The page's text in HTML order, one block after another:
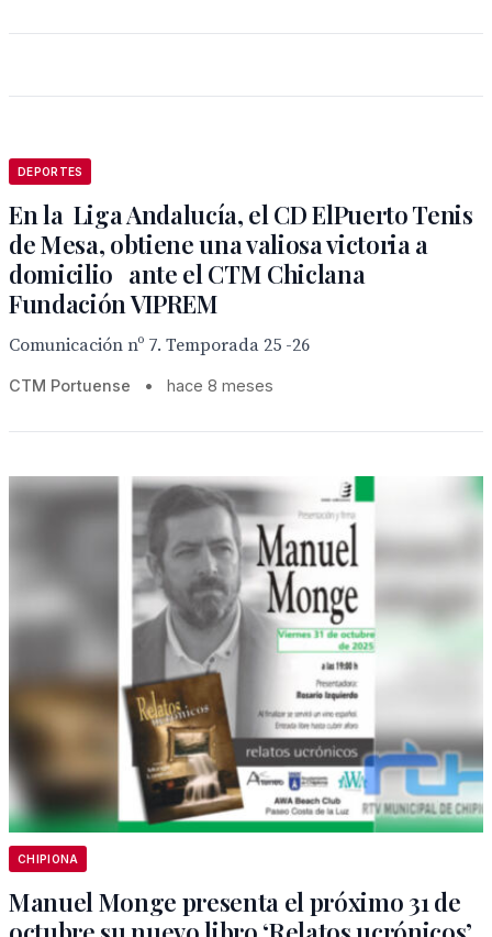
DEPORTES
En la Liga Andalucía, el CD ElPuerto Tenis
de Mesa, obtiene una valiosa victoria a
domicilio ante el CTM Chiclana
Fundación VIPREM
Comunicación nº 7. Temporada 25 -26
CTM Portuense • hace 8 meses
CHIPIONA
Manuel Monge presenta el próximo 31 de